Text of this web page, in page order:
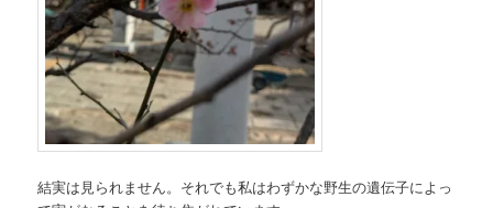
結実は見られません。それでも私はわずかな野生の遺伝子によっ